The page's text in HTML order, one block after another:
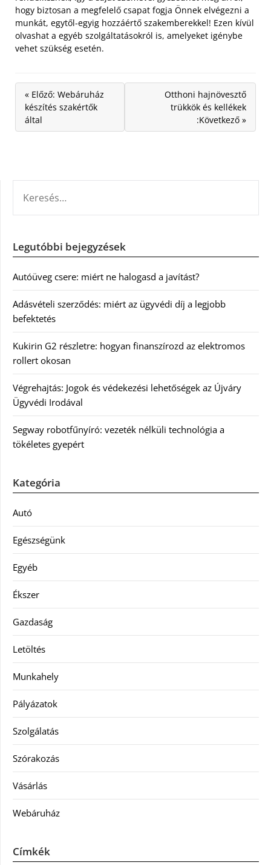
hogy biztosan a megfelelő csapat fogja Önnek elvégezni a
munkát, egytől-egyig hozzáértő szakemberekkel! Ezen kívül
olvashat a egyéb szolgáltatásokról is, amelyeket igénybe
vehet szükség esetén.
« Előző: Webáruház
készítés szakértők
által
Otthoni hajnövesztő
trükkök és kellékek
:Következő »
Legutóbbi bejegyzések
Autóüveg csere: miért ne halogasd a javítást?
Adásvételi szerződés: miért az ügyvédi díj a legjobb
befektetés
Kukirin G2 részletre: hogyan finanszírozd az elektromos
rollert okosan
Végrehajtás: Jogok és védekezési lehetőségek az Újváry
Ügyvédi Irodával
Segway robotfűnyíró: vezeték nélküli technológia a
tökéletes gyepért
Kategória
Autó
Egészségünk
Egyéb
Ékszer
Gazdaság
Letöltés
Munkahely
Pályázatok
Szolgálatás
Szórakozás
Vásárlás
Webáruház
Címkék